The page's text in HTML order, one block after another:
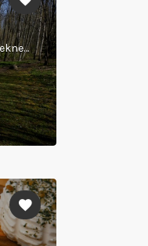
Jaunstašuļi, Mākoņkalna pagasts, Rēzeknes novads